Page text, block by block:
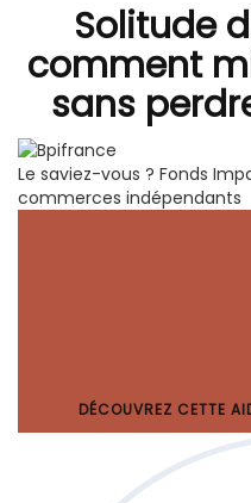
Solitude
comment
sans
Le saviez-vous ? Fonds
commerces indépendants
DÉCOUVREZ CETTE